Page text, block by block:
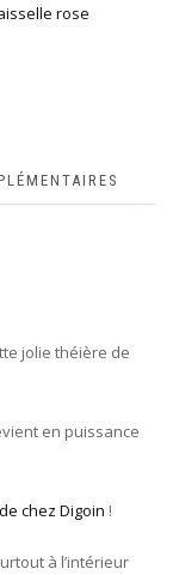
rose
jolie théière de
en puissance
chez Digoin !
à l’intérieur